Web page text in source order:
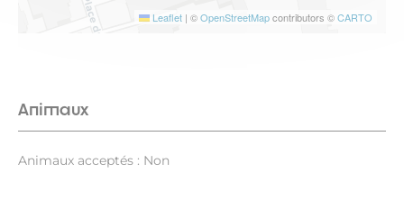
Leaflet | ©OpenStreetMapcontributors ©CARTO
Animaux
Animaux acceptés : Non